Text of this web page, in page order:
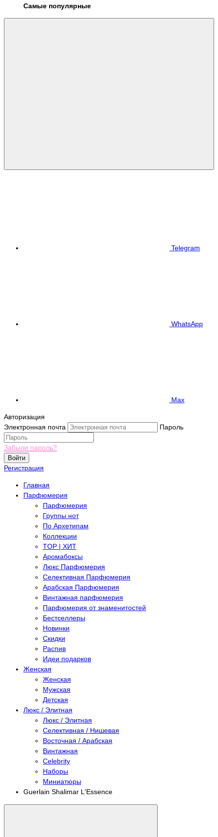
Самые популярные
Telegram
WhatsApp
Max
Авторизация
Электронная почта
Пароль
Забыли пароль?
Войти
Регистрация
Главная
Парфюмерия
Парфюмерия
Группы нот
По Архетипам
Коллекции
TOP | ХИТ
Аромабоксы
Люкс Парфюмерия
Селективная Парфюмерия
Арабская Парфюмерия
Винтажная парфюмерия
Парфюмерия от знаменитостей
Бестселлеры
Новинки
Скидки
Распив
Идеи подарков
Женская
Женская
Мужская
Детская
Люкс / Элитная
Люкс / Элитная
Селективная / Нишевая
Восточная / Арабская
Винтажная
Celebrity
Наборы
Миниатюры
Guerlain Shalimar L'Essence